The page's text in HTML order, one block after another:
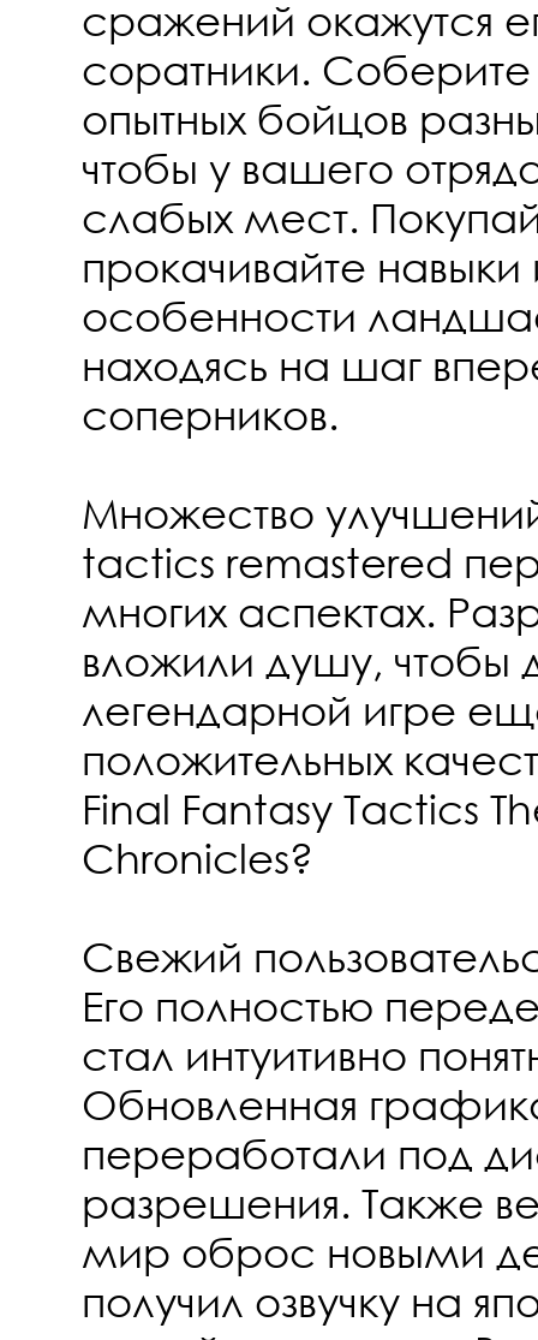
сражений окажутся
соратники.
опытных бойцов
чтобы у вашего
слабых мест.
прокачивайте
особенности
находясь на шаг
соперников.
Множество
tactics remastered
многих аспектах.
вложили душу, чтобы
легендарной игре
положительных
Final Fantasy Tactics
Chronicles?
Свежий
Его полностью
стал интуитивно
Обновленная
переработали под
разрешения. Также
мир оброс новыми
получил озвучку на